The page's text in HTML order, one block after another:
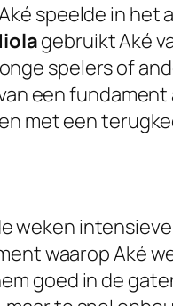
speelde in het
gebruikt Aké
spelers of
een fundament
met een
weken
waarop Aké
goed in de